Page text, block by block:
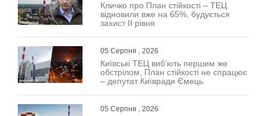
Кличко про План стійкості – ТЕЦ
відновили вже на 65%, будується
захист ІІ рівня
05 Серпня , 2026
Київські ТЕЦ виб’ють першим же
обстрілом, План стійкості не спрацює
– депутат Київради Ємець
05 Серпня , 2026